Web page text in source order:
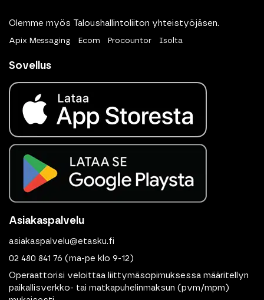
Olemme myös Taloushallintoliiton yhteistyöjäsen.
Apix Messaging Ecom Procountor Isolta
Sovellus
Asiakaspalvelu
asiakaspalvelu@etasku.fi
02 480 841 76 (ma-pe klo 9-12)
Operaattorisi veloittaa liittymäsopimuksessa määritellyn
paikallisverkko- tai matkapuhelinmaksun (pvm/mpm)